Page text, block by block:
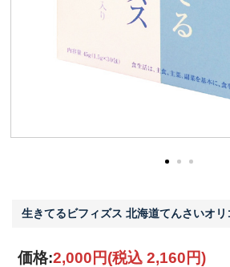
生きてるビフィズス 北海道てんさいオリ
価格:2,000円(税込 2,160円)